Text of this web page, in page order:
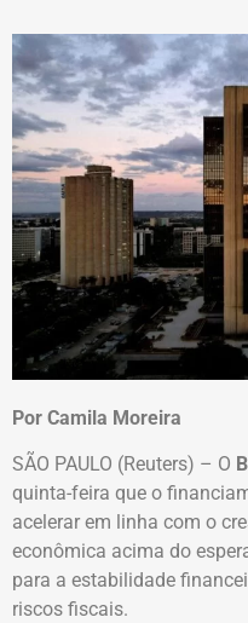
Por Camila Moreira
SÃO PAULO (Reuters) – O
quinta-feira que o
acelerar em linha com o
econômica acima do
para a estabilidade
riscos fiscais.